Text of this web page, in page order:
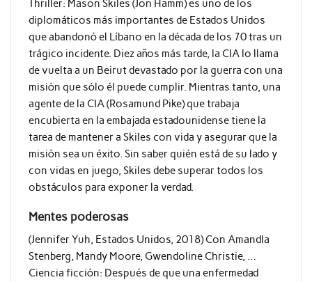
Thriller: Mason Skiles (Jon Hamm) es uno de los
diplomáticos más importantes de Estados Unidos
que abandonó el Líbano en la década de los 70 tras un
trágico incidente. Diez años más tarde, la CIA lo llama
de vuelta a un Beirut devastado por la guerra con una
misión que sólo él puede cumplir. Mientras tanto, una
agente de la CIA (Rosamund Pike) que trabaja
encubierta en la embajada estadounidense tiene la
tarea de mantener a Skiles con vida y asegurar que la
misión sea un éxito. Sin saber quién está de su lado y
con vidas en juego, Skiles debe superar todos los
obstáculos para exponer la verdad.
Mentes poderosas
(Jennifer Yuh, Estados Unidos, 2018) Con Amandla
Stenberg, Mandy Moore, Gwendoline Christie, …
Ciencia ficción: Después de que una enfermedad